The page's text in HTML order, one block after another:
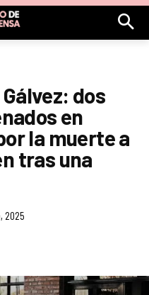
dos
en
la muerte a
tras una
2025